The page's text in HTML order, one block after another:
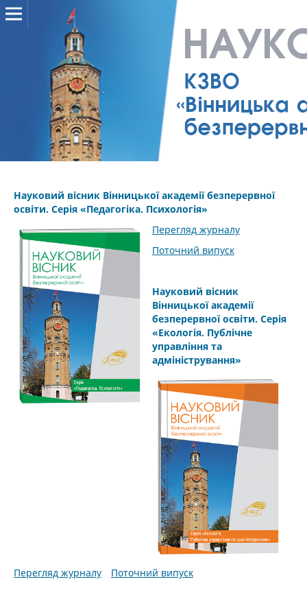
Науковий вісник Вінницької академії безперервної
освіти. Серія «Педагогіка. Психологія»
Перегляд журналу
Поточний випуск
Науковий вісник
Вінницької академії
безперервної освіти. Серія
«Екологія. Публічне
управління та
адміністрування»
Перегляд журналу Поточний випуск